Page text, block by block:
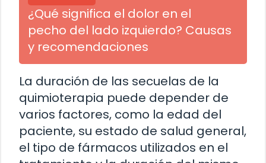
¿Qué significa el dolor en el
pecho del lado izquierdo? Causas
y recomendaciones
La duración de las secuelas de la
quimioterapia puede depender de
varios factores, como la edad del
paciente, su estado de salud general,
el tipo de fármacos utilizados en el